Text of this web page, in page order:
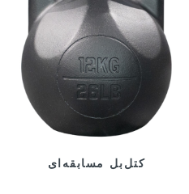
کتل‌بل مسابقه‌ای